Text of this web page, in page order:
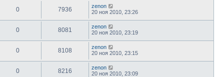
0 7936
zenon
20 ноя 2010, 23:26
0 8081
zenon
20 ноя 2010, 23:19
0 8108
zenon
20 ноя 2010, 23:15
0 8216
zenon
20 ноя 2010, 23:09